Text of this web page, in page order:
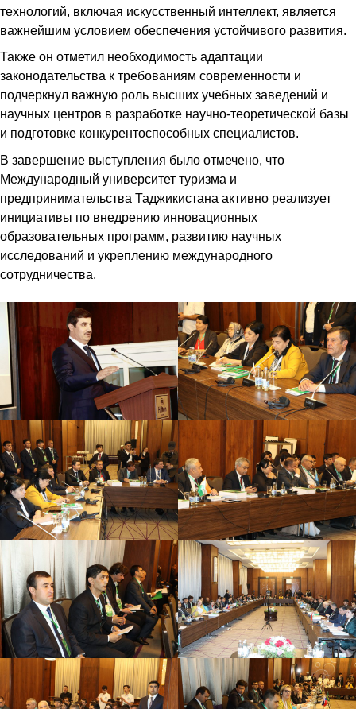
технологий, включая искусственный интеллект, является
важнейшим условием обеспечения устойчивого развития.
Также он отметил необходимость адаптации
законодательства к требованиям современности и
подчеркнул важную роль высших учебных заведений и
научных центров в разработке научно-теоретической базы
и подготовке конкурентоспособных специалистов.
В завершение выступления было отмечено, что
Международный университет туризма и
предпринимательства Таджикистана активно реализует
инициативы по внедрению инновационных
образовательных программ, развитию научных
исследований и укреплению международного
сотрудничества.